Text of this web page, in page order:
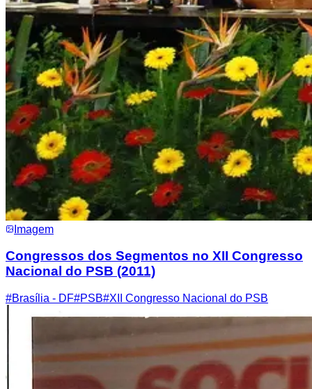
Imagem
Congressos dos Segmentos no XII Congresso
Nacional do PSB (2011)
#Brasília - DF#PSB#XII Congresso Nacional do PSB